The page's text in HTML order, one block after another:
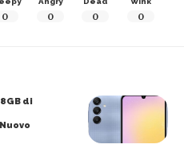
0 0 0 0
di